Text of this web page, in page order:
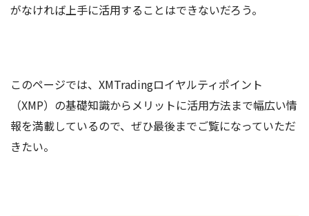
がなければ上手に活用することはできないだろう。
このページでは、XMTradingロイヤルティポイント
（XMP）の基礎知識からメリットに活用方法まで幅広い情
報を満載しているので、ぜひ最後までご覧になっていただ
きたい。